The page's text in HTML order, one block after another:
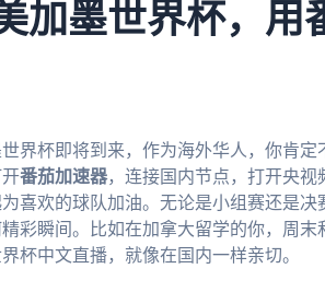
加墨世界杯，用
世界杯即将到来，作为海外华人，你肯
番茄加速器，连接国内节点，打开央视
喜欢的球队加油。无论是小组赛还是决
彩瞬间。比如在加拿大留学的你，周
杯中文直播，就像在国内一样亲切。